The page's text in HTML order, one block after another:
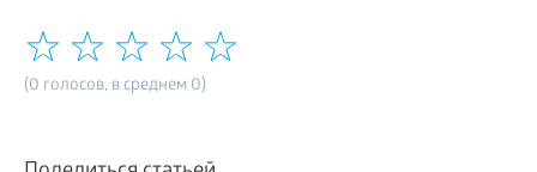
(0 голосов, в среднем 0)